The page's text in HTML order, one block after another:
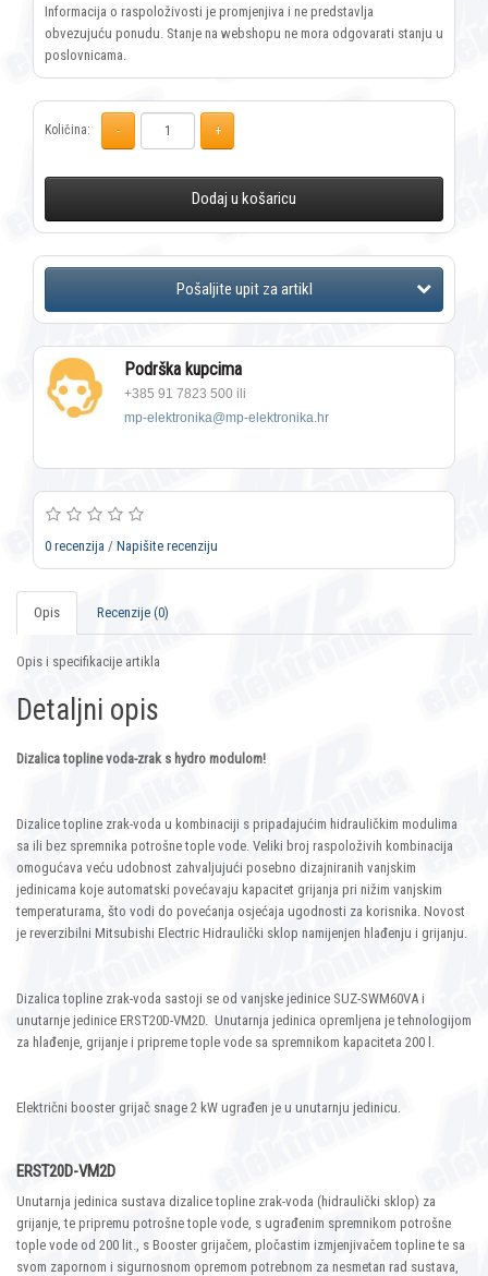
Informacija o raspoloživosti je promjenjiva i ne predstavlja
obvezujuću ponudu. Stanje na webshopu ne mora odgovarati stanju u
poslovnicama.
Količina:
Dodaj u košaricu
Podrška kupcima
+385 91 7823 500 ili
mp-elektronika@mp-elektronika.hr
0 recenzija / Napišite recenziju
Opis Recenzije (0)
Opis i specifikacije artikla
Detaljni opis
Dizalica topline voda-zrak s hydro modulom!
Dizalice topline zrak-voda u kombinaciji s pripadajućim hidrauličkim modulima
sa ili bez spremnika potrošne tople vode. Veliki broj raspoloživih kombinacija
omogućava veću udobnost zahvaljujući posebno dizajniranih vanjskim
jedinicama koje automatski povećavaju kapacitet grijanja pri nižim vanjskim
temperaturama, što vodi do povećanja osjećaja ugodnosti za korisnika. Novost
je reverzibilni Mitsubishi Electric Hidraulički sklop namijenjen hlađenju i grijanju.
Dizalica topline zrak-voda sastoji se od vanjske jedinice SUZ-SWM60VA i
unutarnje jedinice ERST20D-VM2D. Unutarnja jedinica opremljena je tehnologijom
za hlađenje, grijanje i pripreme tople vode sa spremnikom kapaciteta 200 l.
Električni booster grijač snage 2 kW ugrađen je u unutarnju jedinicu.
ERST20D-VM2D
Unutarnja jedinica sustava dizalice topline zrak-voda (hidraulički sklop) za
grijanje, te pripremu potrošne tople vode, s ugrađenim spremnikom potrošne
tople vode od 200 lit., s Booster grijačem, pločastim izmjenjivačem topline te sa
svom zapornom i sigurnosnom opremom potrebnom za nesmetan rad sustava,